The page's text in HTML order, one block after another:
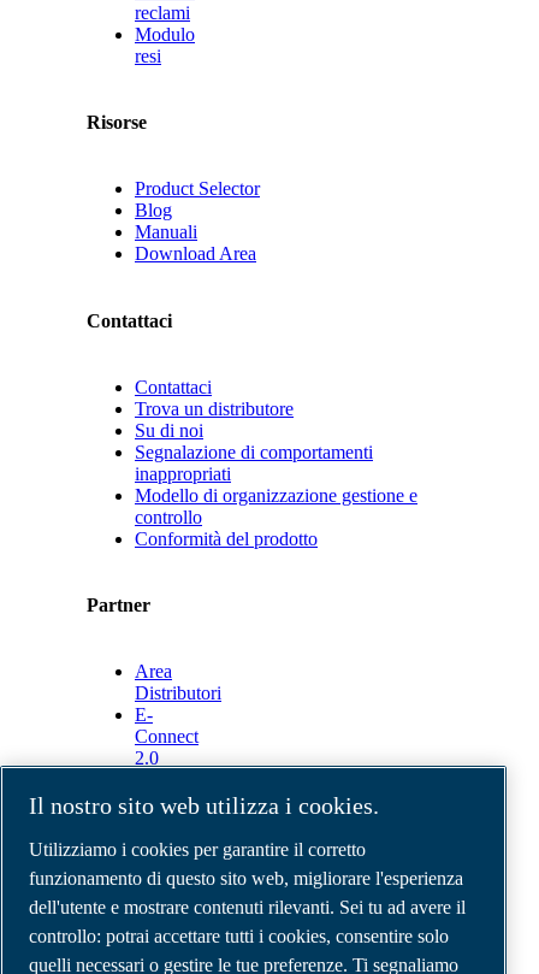
reclami
Modulo
resi
Risorse
Product Selector
Blog
Manuali
Download Area
Contattaci
Contattaci
Trova un distributore
Su di noi
Segnalazione di comportamenti
inappropriati
Modello di organizzazione gestione e
controllo
Conformità del prodotto
Partner
Area
Distributori
E-
Connect
2.0
Portal
Media
Gallery
©2026 Compressori d'aria ABAC
Note legali e privacy
Modulo resi
Il nostro sito web utilizza i cookies.
Utilizziamo i cookies per garantire il corretto
funzionamento di questo sito web, migliorare l'esperienza
dell'utente e mostrare contenuti rilevanti. Sei tu ad avere il
controllo: potrai accettare tutti i cookies, consentire solo
quelli necessari o gestire le tue preferenze. Ti segnaliamo